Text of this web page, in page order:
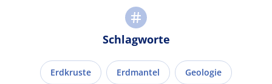
Schlagworte
Erdkruste Erdmantel Geologie